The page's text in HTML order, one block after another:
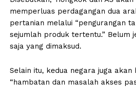
memperluas perdagangan dua
pertanian melalui “pengurangan
sejumlah produk tertentu.” Belum
saja yang dimaksud.
Selain itu, kedua negara juga
“hambatan dan masalah akses